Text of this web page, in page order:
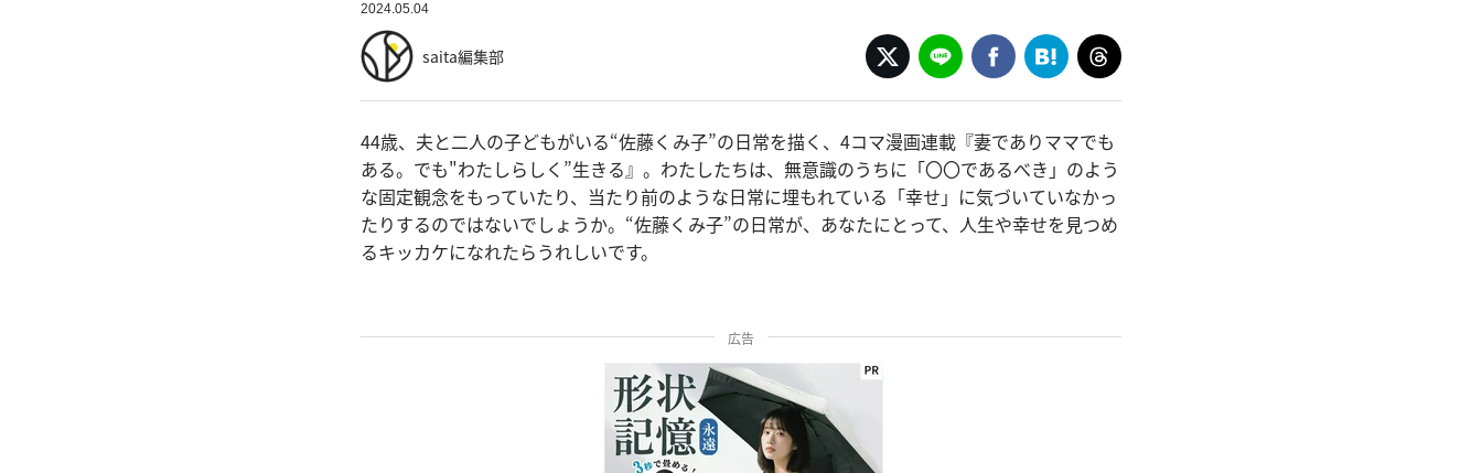
2024.05.04
saita編集部
44歳、夫と二人の子どもがいる“佐藤くみ子”の日常を描く、4コマ漫画連載『妻でありママでも
ある。でも"わたしらしく”生きる』。わたしたちは、無意識のうちに「〇〇であるべき」のよう
な固定観念をもっていたり、当たり前のような日常に埋もれている「幸せ」に気づいていなかっ
たりするのではないでしょうか。“佐藤くみ子”の日常が、あなたにとって、人生や幸せを見つめ
るキッカケになれたらうれしいです。
広告